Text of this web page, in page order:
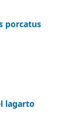
porcatus
lagarto